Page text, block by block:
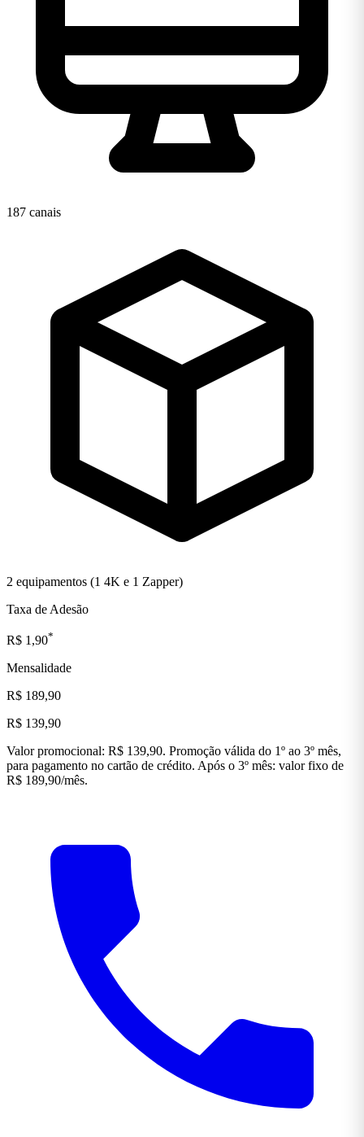
187 canais
2 equipamentos (1 4K e 1 Zapper)
Taxa de Adesão
R$ 1,90*
Mensalidade
R$ 189,90
R$ 139,90
Valor promocional: R$ 139,90. Promoção válida do 1º ao 3º mês,
para pagamento no cartão de crédito. Após o 3º mês: valor fixo de
R$ 189,90/mês.